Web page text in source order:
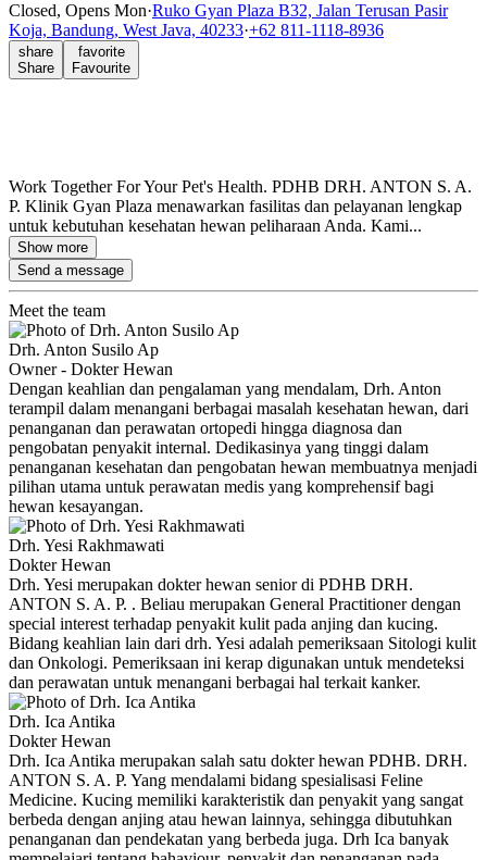
Closed, Opens Mon·Ruko Gyan Plaza B32, Jalan Terusan Pasir
Koja, Bandung, West Java, 40233·+62 811-1118-8936
share
Share
favorite
Favourite
Work Together For Your Pet's Health. PDHB DRH. ANTON S. A.
P. Klinik Gyan Plaza menawarkan fasilitas dan pelayanan lengkap
untuk kebutuhan kesehatan hewan peliharaan Anda. Kami...
Show more
Send a message
Meet the team
Drh. Anton Susilo Ap
Owner - Dokter Hewan
Dengan keahlian dan pengalaman yang mendalam, Drh. Anton
terampil dalam menangani berbagai masalah kesehatan hewan, dari
penanganan dan perawatan ortopedi hingga diagnosa dan
pengobatan penyakit internal. Dedikasinya yang tinggi dalam
penanganan kesehatan dan pengobatan hewan membuatnya menjadi
pilihan utama untuk perawatan medis yang komprehensif bagi
hewan kesayangan.
Drh. Yesi Rakhmawati
Dokter Hewan
Drh. Yesi merupakan dokter hewan senior di PDHB DRH.
ANTON S. A. P. . Beliau merupakan General Practitioner dengan
special interest terhadap penyakit kulit pada anjing dan kucing.
Bidang keahlian lain dari drh. Yesi adalah pemeriksaan Sitologi kulit
dan Onkologi. Pemeriksaan ini kerap digunakan untuk mendeteksi
dan perawatan untuk menangani berbagai hal terkait kanker.
Drh. Ica Antika
Dokter Hewan
Drh. Ica Antika merupakan salah satu dokter hewan PDHB. DRH.
ANTON S. A. P. Yang mendalami bidang spesialisasi Feline
Medicine. Kucing memiliki karakteristik dan penyakit yang sangat
berbeda dengan anjing atau hewan lainnya, sehingga dibutuhkan
penanganan dan pendekatan yang berbeda juga. Drh Ica banyak